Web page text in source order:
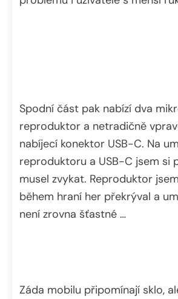
Spodní část pak nabízí dva
reproduktor a netradičně
nabíjecí konektor USB-C. Na
reproduktoru a USB-C jsem si
musel zvykat. Reproduktor
během hraní her překrýval a
není zrovna šťastné …
Záda mobilu připomínají sklo,